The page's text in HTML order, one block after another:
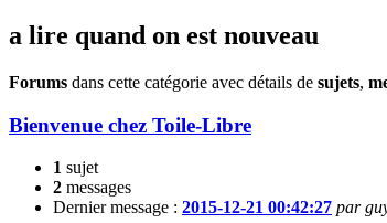
a lire quand on est nouveau
Forums dans cette catégorie avec détails de sujets,
Bienvenue chez Toile-Libre
1 sujet
2 messages
Dernier message : 2015-12-21 00:42:27 par